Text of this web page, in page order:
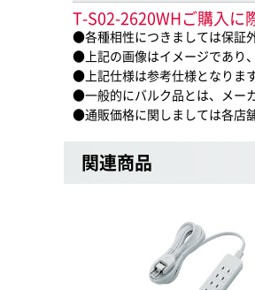
T-S02-2620WHご購入に
●各種相性につきましては保証
●上記の画像はイメージであり
●上記仕様は参考仕様となりま
●一般的にバルク品とは、メー
●通販価格に関しましては各店
関連商品